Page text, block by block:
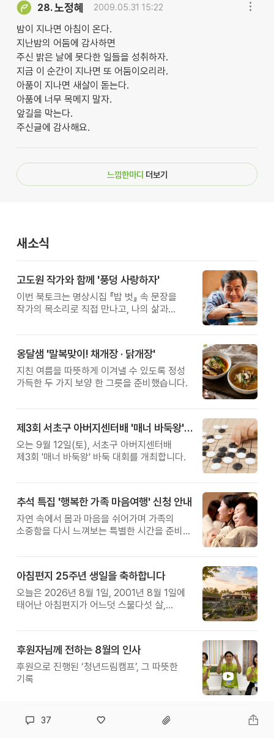
28.노정혜 2009.05.31 15:22
밤이 지나면 아침이 온다.
지난밤의 어둠에 감사하면
주신 밝은 날에 못다한 일들을 성취하자.
지금 이 순간이 지나면 또 어둠이오리라.
아품이 지나면 새살이 돋는다.
아품에 너무 목메지 말자.
앞길을 막는다.
주신글에 감사해요.
느낌한마디 더보기
새소식
고도원 작가와 함께 '풍덩 사랑하자'
이번 북토크는 명상시집 『밥 벗』 속 문장을
작가의 목소리로 직접 만나고, 나의 삶과
옹달샘 '말복맞이! 채개장 · 닭개장'
지친 여름을 따뜻하게 이겨낼 수 있도록 정성
가득한 두 가지 보양 한 그릇을 준비했습니다.
제3회 서초구 아버지센터배 '매너 바둑왕' 대회
오는 9월 12일(토), 서초구 아버지센터배
제3회 '매너 바둑왕' 바둑 대회를 개최합니다.
추석 특집 '행복한 가족 마음여행' 신청 안내
자연 속에서 몸과 마음을 쉬어가며 가족의
소중함을 다시 느껴보는 특별한 시간을 준비해
아침편지 25주년 생일을 축하합니다
오늘은 2026년 8월 1일, 2001년 8월 1일에
태어난 아침편지가 어느덧 스물다섯 살,
후원자님께 전하는 8월의 인사
후원으로 진행된 ‘청년드림캠프’, 그 따뜻한
기록
37